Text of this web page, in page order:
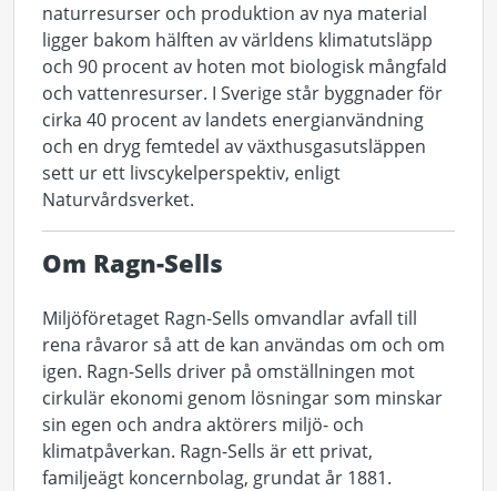
naturresurser och produktion av nya material
ligger bakom hälften av världens klimatutsläpp
och 90 procent av hoten mot biologisk mångfald
och vattenresurser. I Sverige står byggnader för
cirka 40 procent av landets energianvändning
och en dryg femtedel av växthusgasutsläppen
sett ur ett livscykelperspektiv, enligt
Naturvårdsverket.
Om Ragn-Sells
Miljöföretaget Ragn-Sells omvandlar avfall till
rena råvaror så att de kan användas om och om
igen. Ragn-Sells driver på omställningen mot
cirkulär ekonomi genom lösningar som minskar
sin egen och andra aktörers miljö- och
klimatpåverkan. Ragn-Sells är ett privat,
familjeägt koncernbolag, grundat år 1881.